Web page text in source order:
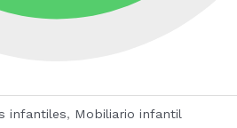
infantiles, Mobiliario infantil